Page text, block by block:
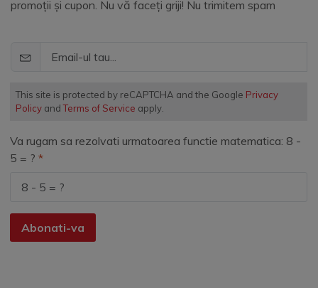
promoții și cupon. Nu vă faceți griji! Nu trimitem spam
This site is protected by reCAPTCHA and the Google Privacy
Policy andTerms of Service apply.
Va rugam sa rezolvati urmatoarea functie matematica: 8 -
5 = ?
Abonati-va